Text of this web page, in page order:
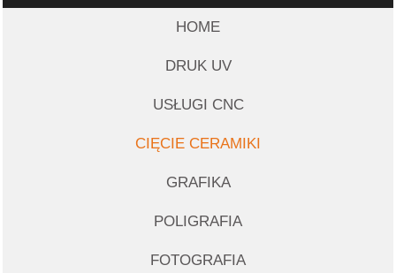
HOME
DRUK UV
USŁUGI CNC
CIĘCIE CERAMIKI
GRAFIKA
POLIGRAFIA
FOTOGRAFIA